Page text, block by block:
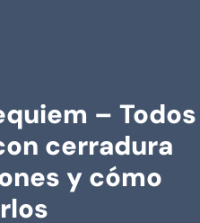
– Todos
cerradura
y cómo